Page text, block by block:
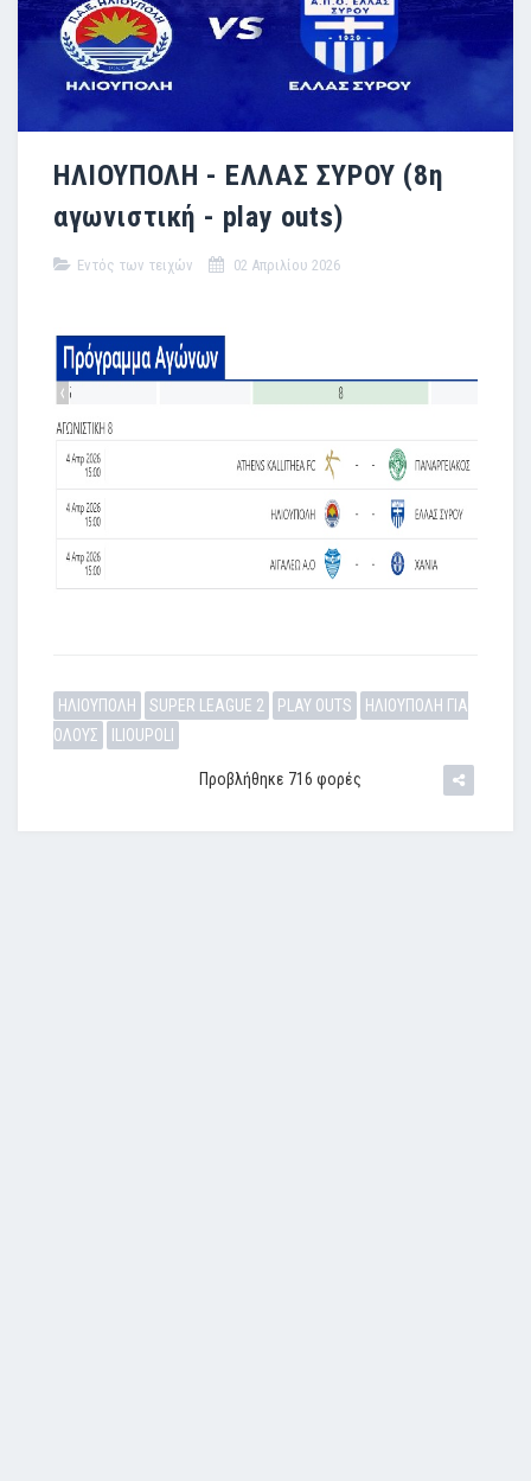
ΗΛΙΟΥΠΟΛΗ - ΕΛΛΑΣ ΣΥΡΟΥ (8η
αγωνιστική - play outs)
Εντός των τειχών 02 Απριλίου 2026
ΗΛΙΟΥΠΟΛΗ SUPER LEAGUE 2 PLAY OUTS
ΗΛΙΟΥΠΟΛΗ ΓΙΑ
ΟΛΟΥΣ
ILIOUPOLI
Προβλήθηκε 716 φορές